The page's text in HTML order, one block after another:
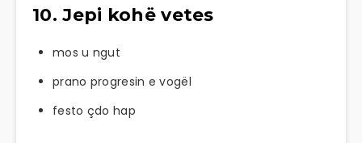
10. Jepi kohë vetes
mos u ngut
prano progresin e vogël
festo çdo hap